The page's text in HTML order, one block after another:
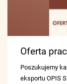
Oferta
Poszukujemy
eksportu OPIS